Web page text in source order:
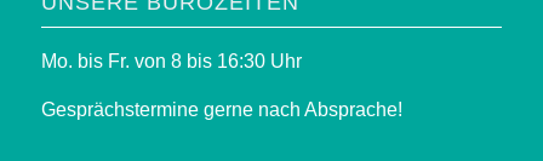
Mo. bis Fr. von 8 bis 16:30 Uhr
Gesprächstermine gerne nach Absprache!